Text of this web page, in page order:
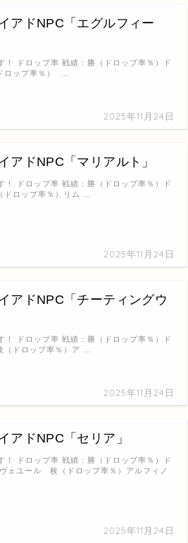
アドNPC「エグルフィー
2025年11月24日
！ ドロップ率 戦績：勝（ドロップ率％）ド
ロップ率％） …
アドNPC「マリアルト」
2025年11月24日
！ ドロップ率 戦績：勝（ドロップ率％）ド
ロップ率％）リム …
アドNPC「チーティングウ
2025年11月24日
！ ドロップ率 戦績：勝（ドロップ率％）ド
ドロップ率％）ア …
アドNPC「セリア」
2025年11月24日
！ ドロップ率 戦績：勝（ドロップ率％）ド
ェユール 枚（ドロップ率％）アルフィノ